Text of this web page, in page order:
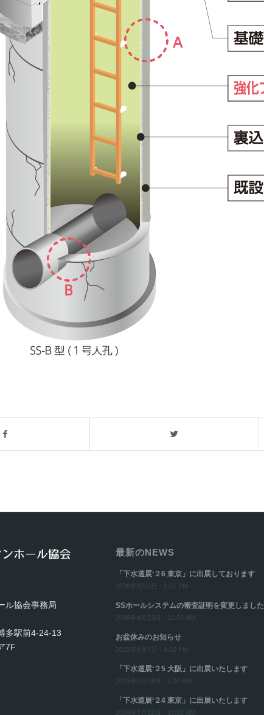
ル協会事務局
多駅前4-24-13
7F
最新のNEWS
「下水道展‘２6 東京」に出展しております
2026年8月5日 - 1:51 PM
SSホールシステムの審査証明を変更しました
2026年4月23日 - 11:26 AM
お盆休みのお知らせ
2025年8月7日 - 4:52 PM
「下水道展‘２5 大阪」に出展いたします
2025年6月24日 - 9:00 AM
「下水道展‘２4 東京」に出展いたします
2024年7月12日 - 10:02 AM